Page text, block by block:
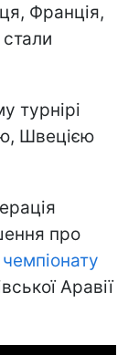
Франція,
стали
турнірі
Швецією
про
Аравії